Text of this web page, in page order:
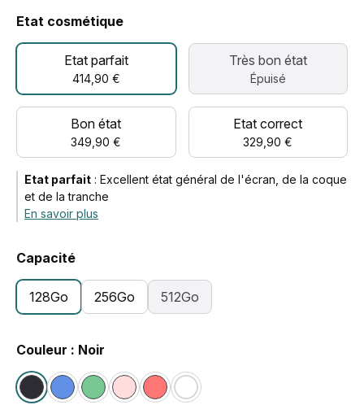
Etat cosmétique
Etat parfait
414,90 €
Très bon état
Épuisé
Bon état
349,90 €
Etat correct
329,90 €
Etat parfait : Excellent état général de l'écran, de la coque
et de la tranche
En savoir plus
Capacité
128Go 256Go 512Go
Couleur : Noir